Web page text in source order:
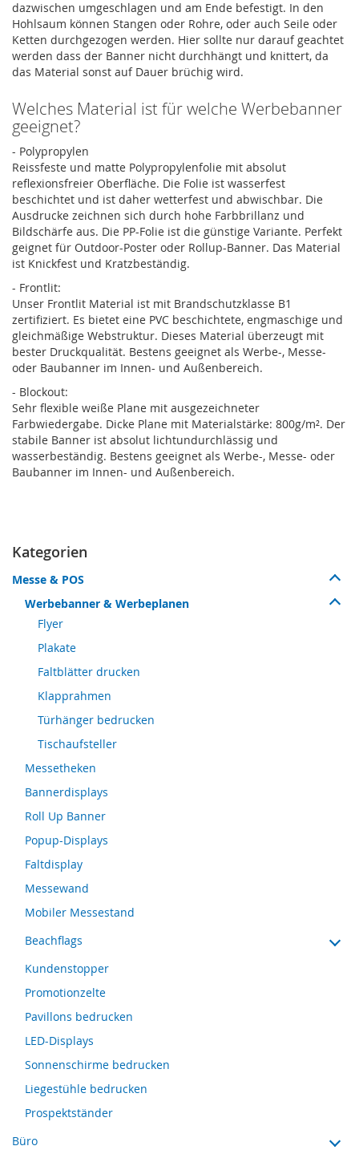
dazwischen umgeschlagen und am Ende befestigt. In den
Hohlsaum können Stangen oder Rohre, oder auch Seile oder
Ketten durchgezogen werden. Hier sollte nur darauf geachtet
werden dass der Banner nicht durchhängt und knittert, da
das Material sonst auf Dauer brüchig wird.
Welches Material ist für welche Werbebanner
geeignet?
- Polypropylen
Reissfeste und matte Polypropylenfolie mit absolut
reflexionsfreier Oberfläche. Die Folie ist wasserfest
beschichtet und ist daher wetterfest und abwischbar. Die
Ausdrucke zeichnen sich durch hohe Farbbrillanz und
Bildschärfe aus. Die PP-Folie ist die günstige Variante. Perfekt
geignet für Outdoor-Poster oder Rollup-Banner. Das Material
ist Knickfest und Kratzbeständig.
- Frontlit:
Unser Frontlit Material ist mit Brandschutzklasse B1
zertifiziert. Es bietet eine PVC beschichtete, engmaschige und
gleichmäßige Webstruktur. Dieses Material überzeugt mit
bester Druckqualität. Bestens geeignet als Werbe-, Messe-
oder Baubanner im Innen- und Außenbereich.
- Blockout:
Sehr flexible weiße Plane mit ausgezeichneter
Farbwiedergabe. Dicke Plane mit Materialstärke: 800g/m². Der
stabile Banner ist absolut lichtundurchlässig und
wasserbeständig. Bestens geeignet als Werbe-, Messe- oder
Baubanner im Innen- und Außenbereich.
Kategorien
Messe & POS
Werbebanner & Werbeplanen
Flyer
Plakate
Faltblätter drucken
Klapprahmen
Türhänger bedrucken
Tischaufsteller
Messetheken
Bannerdisplays
Roll Up Banner
Popup-Displays
Faltdisplay
Messewand
Mobiler Messestand
Beachflags
Kundenstopper
Promotionzelte
Pavillons bedrucken
LED-Displays
Sonnenschirme bedrucken
Liegestühle bedrucken
Prospektständer
Büro